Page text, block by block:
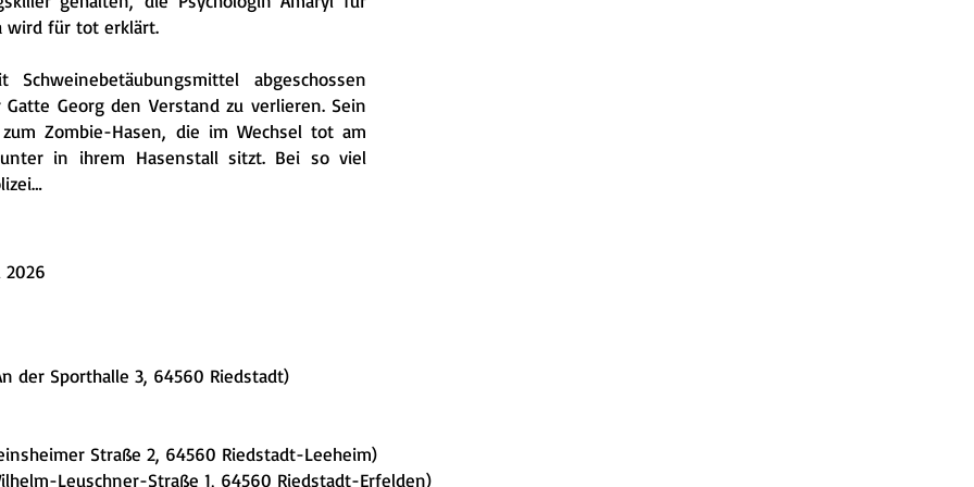
wird für tot erklärt.
abgeschossen
Gatte Georg den Verstand zu verlieren. Sein
zum Zombie-Hasen, die im Wechsel tot am
in ihrem Hasenstall sitzt. Bei so viel
2026
der Sporthalle 3, 64560 Riedstadt)
Straße 2, 64560 Riedstadt-Leeheim)
Leuschner-Straße 1, 64560 Riedstadt-Erfelden)